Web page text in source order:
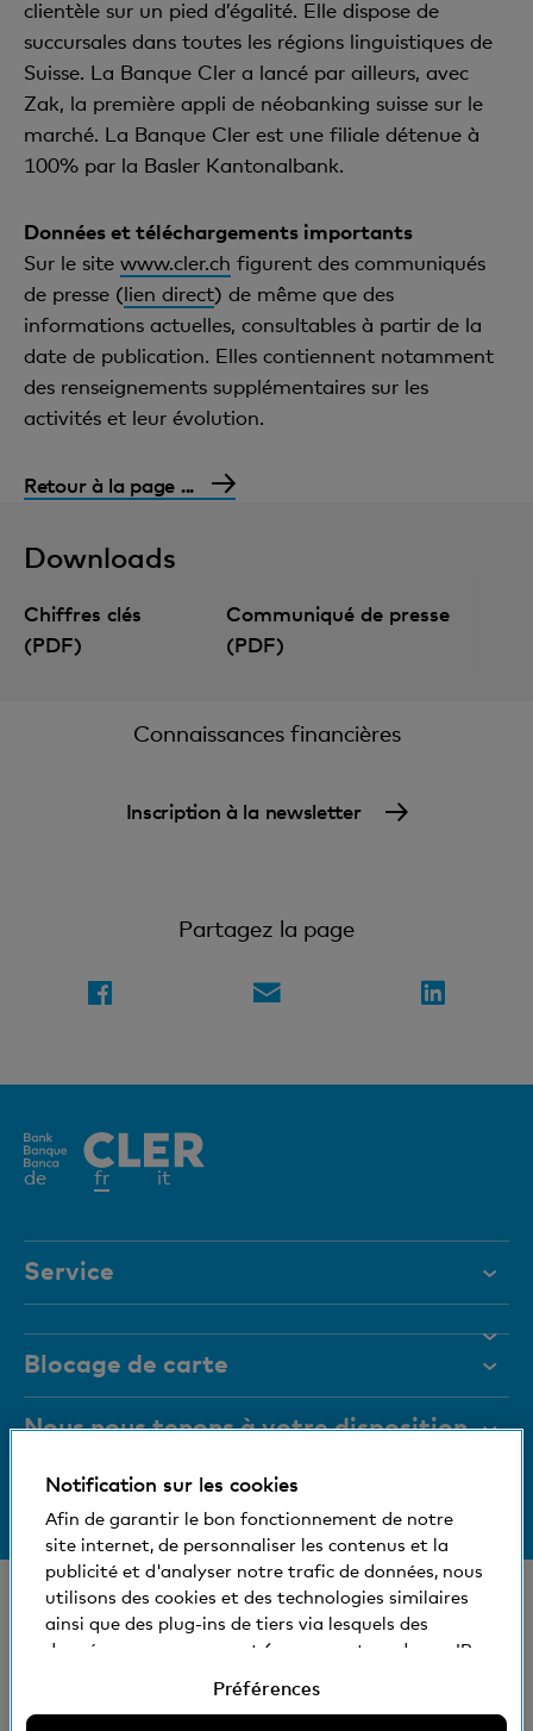
clientèle sur un pied d’égalité. Elle dispose de
succursales dans toutes les régions linguistiques de
Suisse. La Banque Cler a lancé par ailleurs, avec
Zak, la première appli de néobanking suisse sur le
marché. La Banque Cler est une filiale détenue à
100% par la Basler Kantonalbank.
Données et téléchargements importants
Sur le site www.cler.ch figurent des communiqués
de presse (lien direct) de même que des
informations actuelles, consultables à partir de la
date de publication. Elles contiennent notamment
des renseignements supplémentaires sur les
activités et leur évolution.
Retour à la page ...
Downloads
Chiffres clés
(PDF)
Communiqué de presse
(PDF)
Connaissances financières
Inscription à la newsletter
Partagez la page
de frElément
it
Service
Documents
Magazine
Organes de direction
Medias
Social et compatible avec l'environnement
Blocage de carte
+41 (0)800 88 99 66
Nous nous tenons à votre disposition
Aide et contact
Nos succursales et bancomats
Informations relatives à la banque
© Banque Cler
Conditions juridiques et mentions légales
Notification sur les cookies
Afin de garantir le bon fonctionnement de notre
site internet, de personnaliser les contenus et la
publicité et d'analyser notre trafic de données, nous
utilisons des cookies et des technologies similaires
ainsi que des plug-ins de tiers via lesquels des
données vous concernant (comme votre adresse IP,
transmises à l'étranger. Vous pouvez accepter ou
Préférences